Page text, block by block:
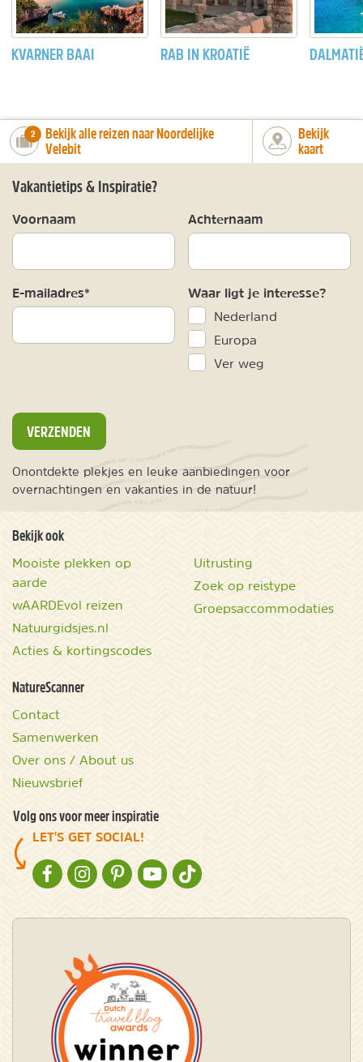
KVARNER BAAI RAB IN KROATIË
number_of_trips:
2
Bekijk alle reizen naar Noordelijke
Velebit
Bekijk
kaart
Vakantietips & Inspiratie?
Voornaam Achternaam
E-mailadres* Waar ligt je interesse?
Nederland
Europa
Ver weg
VERZENDEN
Onontdekte plekjes en leuke aanbiedingen voor
overnachtingen en vakanties in de natuur!
Bekijk ook
Mooiste plekken op
aarde
wAARDEvol reizen
Natuurgidsjes.nl
Acties & kortingscodes
Uitrusting
Zoek op reistype
Groepsaccommodaties
NatureScanner
Contact
Samenwerken
Over ons / About us
Nieuwsbrief
Volg ons voor meer inspiratie
LET'S GET SOCIAL!
NATURESCANNER OP FACEBOOK
NATURESCANNER OP INSTAGRAM
NATURESCANNER OP PINTEREST
NATURESCANNER OP YOUTUBE
NATURESCANNER OP TIKTOK